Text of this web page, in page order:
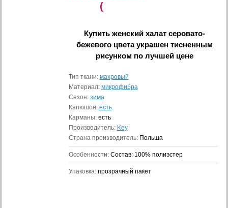
(
Купить женский халат серовато-
бежевого цвета украшен тисненным
рисунком по лучшей цене
Тип ткани: махровый
Материал: микрофибра
Сезон: зима
Капюшон: есть
Карманы: есть
Производитель: Key
Страна производитель: Польша
Особенности: Состав: 100% полиэстер
Упаковка: прозрачный пакет